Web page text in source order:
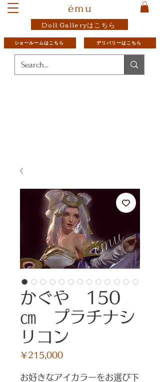
ému
Doll Galleryはこちら
ショールームはこちら デリバリーはこちら
かぐや 150
㎝ プラチナシ
リコン
￥215,000価
お好きなアイカラーをお選び下